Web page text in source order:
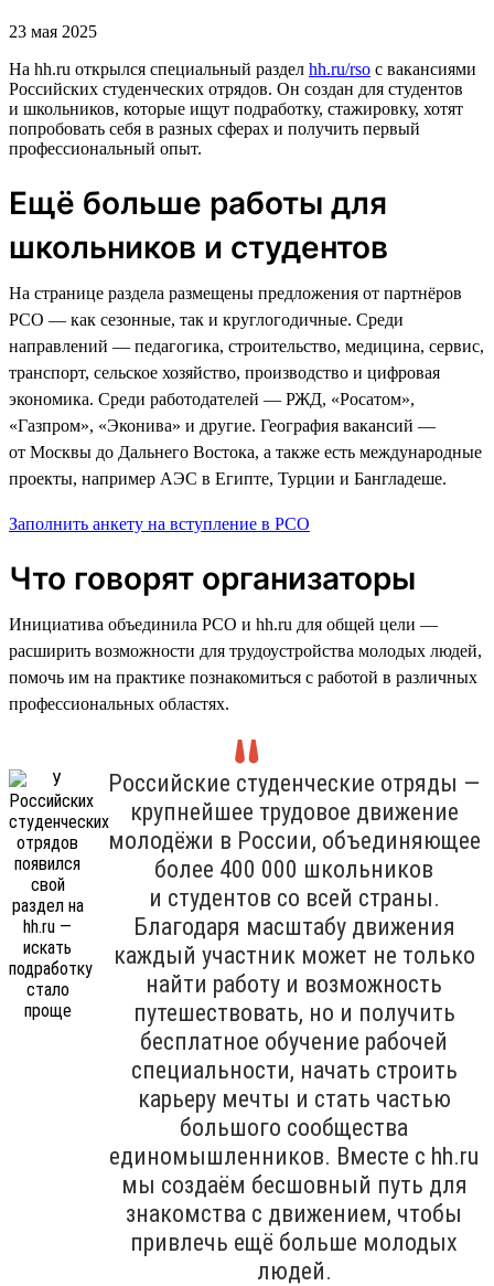
23 мая 2025
На hh.ru открылся специальный раздел hh.ru/rso с вакансиями
Российских студенческих отрядов. Он создан для студентов
и школьников, которые ищут подработку, стажировку, хотят
попробовать себя в разных сферах и получить первый
профессиональный опыт.
Ещё больше работы для
школьников и студентов
На странице раздела размещены предложения от партнёров
РСО — как сезонные, так и круглогодичные. Среди
направлений — педагогика, строительство, медицина, сервис,
транспорт, сельское хозяйство, производство и цифровая
экономика. Среди работодателей — РЖД, «Росатом»,
«Газпром», «Эконива» и другие. География вакансий —
от Москвы до Дальнего Востока, а также есть международные
проекты, например АЭС в Египте, Турции и Бангладеше.
Заполнить анкету на вступление в РСО
Что говорят организаторы
Инициатива объединила РСО и hh.ru для общей цели —
расширить возможности для трудоустройства молодых людей,
помочь им на практике познакомиться с работой в различных
профессиональных областях.
Российские студенческие отряды —
крупнейшее трудовое движение
молодёжи в России, объединяющее
более 400 000 школьников
и студентов со всей страны.
Благодаря масштабу движения
каждый участник может не только
найти работу и возможность
путешествовать, но и получить
бесплатное обучение рабочей
специальности, начать строить
карьеру мечты и стать частью
большого сообщества
единомышленников. Вместе с hh.ru
мы создаём бесшовный путь для
знакомства с движением, чтобы
привлечь ещё больше молодых
людей.